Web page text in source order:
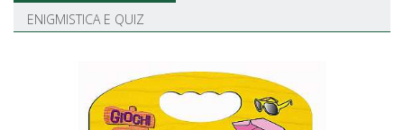
ENIGMISTICA E QUIZ